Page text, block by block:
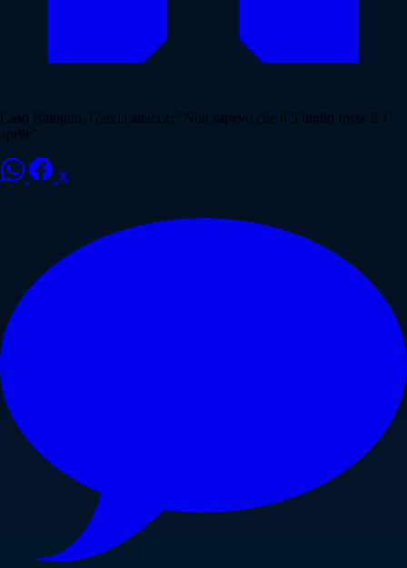
Caso Balogun, Garcia attacca: "Non sapevo che il 5 luglio fosse il 1°
aprile"